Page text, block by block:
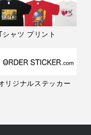
シャツ プリント
リジナルステッカー